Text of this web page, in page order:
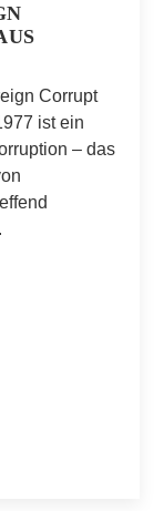
Corrupt
ist ein
– das